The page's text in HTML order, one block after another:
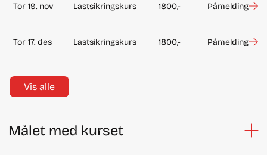
Tor 19. nov Lastsikringskurs 1800,- Påmelding
Tor 17. des Lastsikringskurs 1800,- Påmelding
Vis alle
Målet med kurset